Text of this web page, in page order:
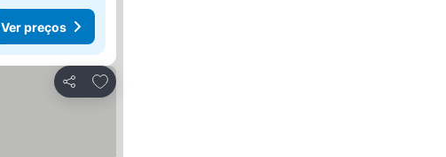
Ver preços
Partilhar
Adicionar aos favoritos